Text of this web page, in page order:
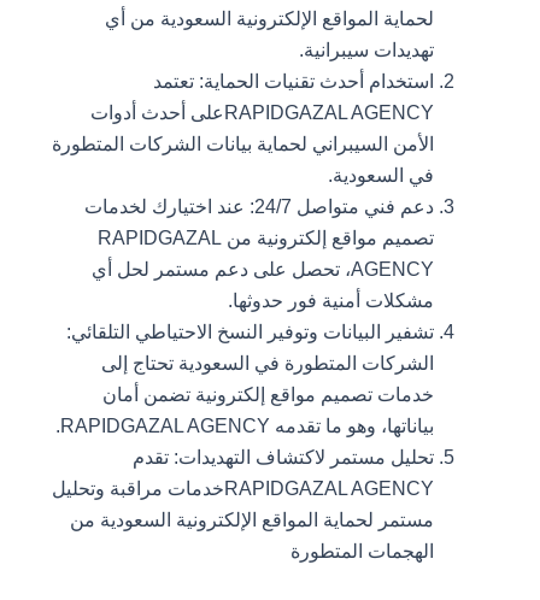
لحماية المواقع الإلكترونية السعودية من أي
تهديدات سيبرانية.
استخدام أحدث تقنيات الحماية: تعتمد
RAPIDGAZAL AGENCYعلى أحدث أدوات
الأمن السيبراني لحماية بيانات الشركات المتطورة
في السعودية.
دعم فني متواصل 24/7: عند اختيارك لخدمات
تصميم مواقع إلكترونية من RAPIDGAZAL
AGENCY، تحصل على دعم مستمر لحل أي
مشكلات أمنية فور حدوثها.
تشفير البيانات وتوفير النسخ الاحتياطي التلقائي:
الشركات المتطورة في السعودية تحتاج إلى
خدمات تصميم مواقع إلكترونية تضمن أمان
بياناتها، وهو ما تقدمه RAPIDGAZAL AGENCY.
تحليل مستمر لاكتشاف التهديدات: تقدم
RAPIDGAZAL AGENCYخدمات مراقبة وتحليل
مستمر لحماية المواقع الإلكترونية السعودية من
الهجمات المتطورة